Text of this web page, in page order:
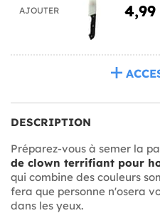
AJOUTER
DESCRIPTION
Préparez-vous à semer la
de clown terrifiant pour
qui combine des couleurs
fera que personne n'osera
dans les yeux.